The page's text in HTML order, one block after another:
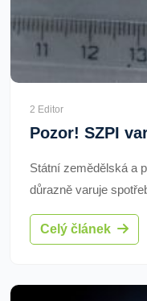
2 Editor
Státní zemědělská a
důrazně varuje
zejména doplňků
zdrojů.
Celý článek